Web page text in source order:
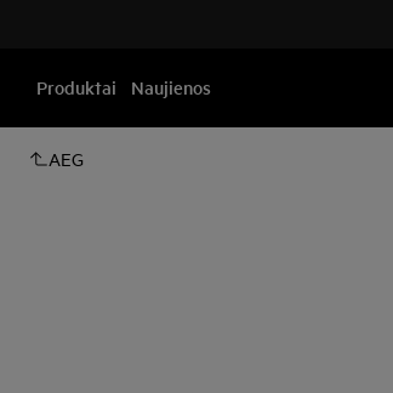
Produktai Naujienos
AEG